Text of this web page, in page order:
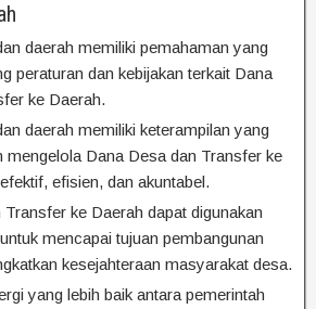
daerah memiliki pemahaman yang
peraturan dan kebijakan terkait Dana
ke Daerah.
daerah memiliki keterampilan yang
mengelola Dana Desa dan Transfer ke
efisien, dan akuntabel.
ke Daerah dapat digunakan
mencapai tujuan pembangunan
kesejahteraan masyarakat desa.
yang lebih baik antara pemerintah